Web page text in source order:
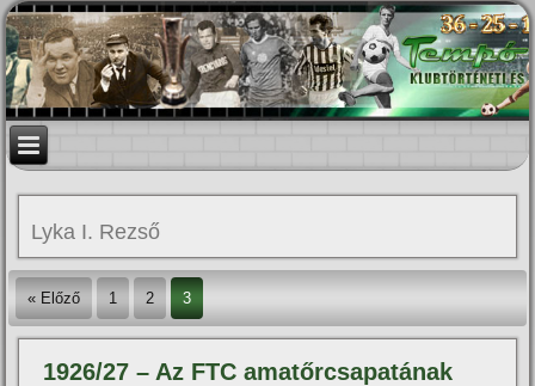
Lyka I. Rezső
« Előző 1 2 3
1926/27 – Az FTC amatőrcsapatának